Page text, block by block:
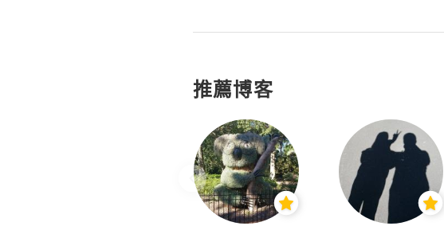
推薦博客